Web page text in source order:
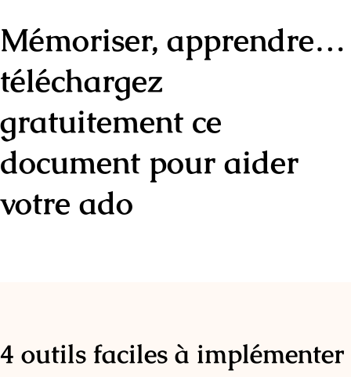
Mémoriser, apprendre…
téléchargez
gratuitement ce
document pour aider
votre ado
4 outils faciles à implémenter